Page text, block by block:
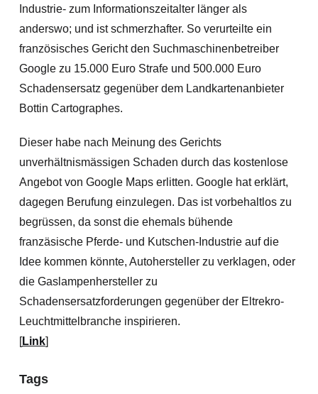
Industrie- zum Informationszeitalter länger als
anderswo; und ist schmerzhafter. So verurteilte ein
französisches Gericht den Suchmaschinenbetreiber
Google zu 15.000 Euro Strafe und 500.000 Euro
Schadensersatz gegenüber dem Landkartenanbieter
Bottin Cartographes.
Dieser habe nach Meinung des Gerichts
unverhältnismässigen Schaden durch das kostenlose
Angebot von Google Maps erlitten. Google hat erklärt,
dagegen Berufung einzulegen. Das ist vorbehaltlos zu
begrüssen, da sonst die ehemals bühende
franzäsische Pferde- und Kutschen-Industrie auf die
Idee kommen könnte, Autohersteller zu verklagen, oder
die Gaslampenhersteller zu
Schadensersatzforderungen gegenüber der Eltrekro-
Leuchtmittelbranche inspirieren.
[Link]
Tags